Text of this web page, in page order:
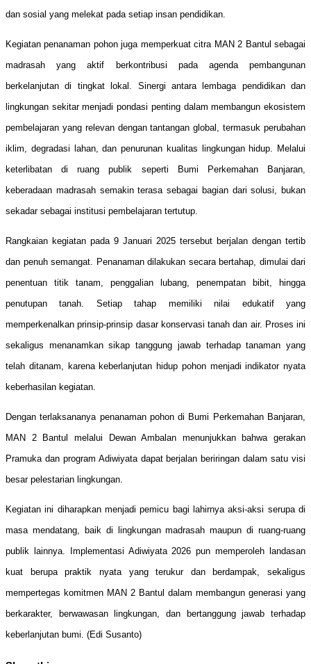
dan sosial yang melekat pada setiap insan pendidikan.
Kegiatan penanaman pohon juga memperkuat citra MAN 2 Bantul sebagai
madrasah yang aktif berkontribusi pada agenda pembangunan
berkelanjutan di tingkat lokal. Sinergi antara lembaga pendidikan dan
lingkungan sekitar menjadi pondasi penting dalam membangun ekosistem
pembelajaran yang relevan dengan tantangan global, termasuk perubahan
iklim, degradasi lahan, dan penurunan kualitas lingkungan hidup. Melalui
keterlibatan di ruang publik seperti Bumi Perkemahan Banjaran,
keberadaan madrasah semakin terasa sebagai bagian dari solusi, bukan
sekadar sebagai institusi pembelajaran tertutup.
Rangkaian kegiatan pada 9 Januari 2025 tersebut berjalan dengan tertib
dan penuh semangat. Penanaman dilakukan secara bertahap, dimulai dari
penentuan titik tanam, penggalian lubang, penempatan bibit, hingga
penutupan tanah. Setiap tahap memiliki nilai edukatif yang
memperkenalkan prinsip-prinsip dasar konservasi tanah dan air. Proses ini
sekaligus menanamkan sikap tanggung jawab terhadap tanaman yang
telah ditanam, karena keberlanjutan hidup pohon menjadi indikator nyata
keberhasilan kegiatan.
Dengan terlaksananya penanaman pohon di Bumi Perkemahan Banjaran,
MAN 2 Bantul melalui Dewan Ambalan menunjukkan bahwa gerakan
Pramuka dan program Adiwiyata dapat berjalan beriringan dalam satu visi
besar pelestarian lingkungan.
Kegiatan ini diharapkan menjadi pemicu bagi lahirnya aksi-aksi serupa di
masa mendatang, baik di lingkungan madrasah maupun di ruang-ruang
publik lainnya. Implementasi Adiwiyata 2026 pun memperoleh landasan
kuat berupa praktik nyata yang terukur dan berdampak, sekaligus
mempertegas komitmen MAN 2 Bantul dalam membangun generasi yang
berkarakter, berwawasan lingkungan, dan bertanggung jawab terhadap
keberlanjutan bumi. (Edi Susanto)